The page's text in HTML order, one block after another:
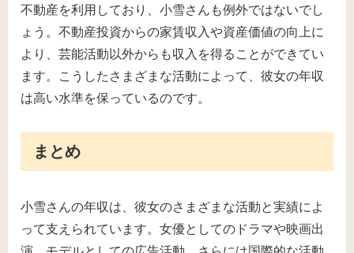
不動産を利用しており、小雪さんも例外ではないでし
ょう。不動産投資からの家賃収入や資産価値の向上に
より、芸能活動以外からも収入を得ることができてい
ます。こうしたさまざまな活動によって、彼女の年収
は高い水準を保っているのです。
まとめ
小雪さんの年収は、彼女のさまざまな活動と実績によ
って支えられています。女優としてのドラマや映画出